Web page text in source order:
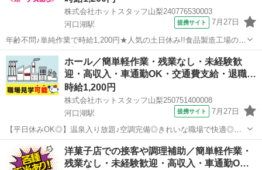
株式会社ホットスタッフ山梨240776530003
河口湖駅
提携サイト 7月27日
年齢不問♪単純作業で時給1,200円★人気の土日休み!!食品製造工場の洗
い場のお仕事♪(*^^)v 事業用食品工場の洗い場のお仕事☆ ホテルの料理
や飛行機の機内食の 製造をする際に出る器具の洗浄をお願いします！
...
山梨 南都留郡 河口湖駅 飲食
ホール／簡単軽作業・残業なし・未経験歓
迎・高収入・車通勤OK・交通費支給・退職…
時給1,200円
株式会社ホットスタッフ山梨250751400008
河口湖駅
提携サイト 7月27日
【平日休みOK◎】温泉入り放題♪空調完備◎きれいな職場で快適◎時
給1,200円◎サービススタッフ募集！ 《 サービススタッフ 》 レス
トラン内でのお客様へのサービスや バックヤードでのサポート業務を
お願いします ...
山梨 南都留郡 河口湖駅 飲食
洋菓子店での接客や調理補助／簡単軽作業・
残業なし・未経験歓迎・高収入・車通勤O…